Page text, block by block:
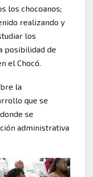
los chocoanos;
realizando y
los
posibilidad de
el Chocó.
la
que se
se
administrativa